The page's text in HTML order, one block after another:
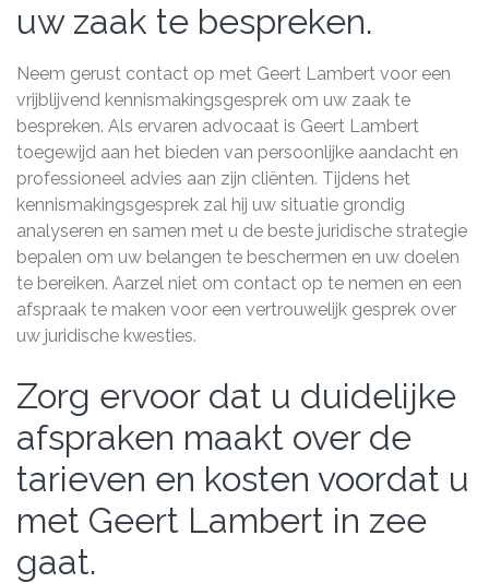
uw zaak te bespreken.
Neem gerust contact op met Geert Lambert voor een
vrijblijvend kennismakingsgesprek om uw zaak te
bespreken. Als ervaren advocaat is Geert Lambert
toegewijd aan het bieden van persoonlijke aandacht en
professioneel advies aan zijn cliënten. Tijdens het
kennismakingsgesprek zal hij uw situatie grondig
analyseren en samen met u de beste juridische strategie
bepalen om uw belangen te beschermen en uw doelen
te bereiken. Aarzel niet om contact op te nemen en een
afspraak te maken voor een vertrouwelijk gesprek over
uw juridische kwesties.
Zorg ervoor dat u duidelijke
afspraken maakt over de
tarieven en kosten voordat u
met Geert Lambert in zee
gaat.